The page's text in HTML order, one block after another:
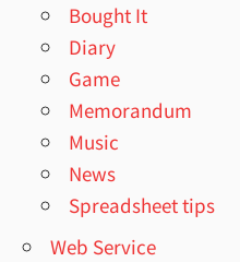
Bought It
Diary
Game
Memorandum
Music
News
Spreadsheet tips
Web Service